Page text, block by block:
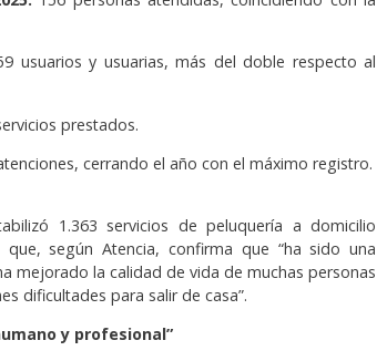
usuarios y usuarias, más del doble respecto al
prestados.
cerrando el año con el máximo registro.
1.363 servicios de peluquería a domicilio
según Atencia, confirma que “ha sido una
mejorado la calidad de vida de muchas personas
dificultades para salir de casa”.
y profesional”